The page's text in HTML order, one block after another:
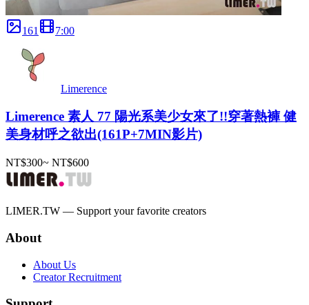
161 7:00
Limerence
Limerence 素人 77 陽光系美少女來了!!穿著熱褲 健
美身材呼之欲出(161P+7MIN影片)
NT$300~ NT$600
LIMER.TW — Support your favorite creators
About
About Us
Creator Recruitment